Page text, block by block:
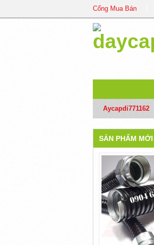
Cổng Mua Bán
Aycapdi771162
SẢN PHẨM